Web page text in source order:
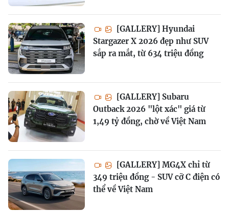
[GALLERY] Hyundai
Stargazer X 2026 đẹp như SUV
sắp ra mắt, từ 634 triệu đồng
[GALLERY] Subaru
Outback 2026 "lột xác" giá từ
1,49 tỷ đồng, chờ về Việt Nam
[GALLERY] MG4X chỉ từ
349 triệu đồng - SUV cỡ C điện có
thể về Việt Nam